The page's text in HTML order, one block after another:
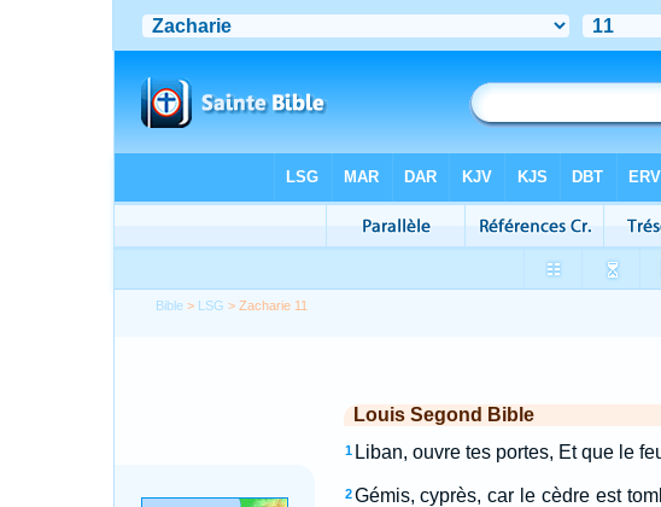
Bible > LSG > Zacharie 11
Louis Segond Bible
1 Liban, ouvre tes portes, Et que le
2 Gémis, cyprès, car le cèdre est